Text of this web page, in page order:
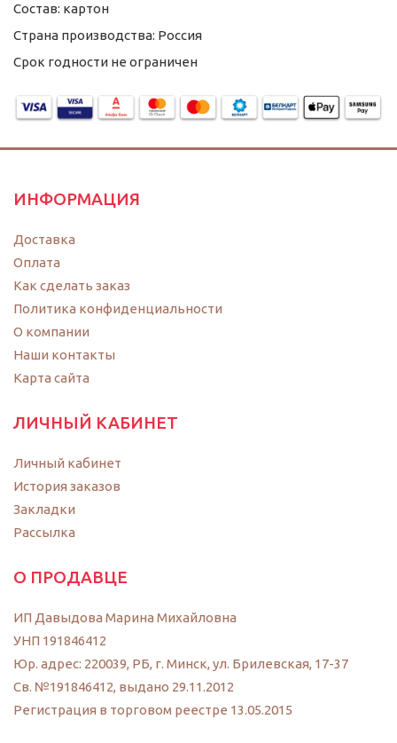
Состав: картон
Страна производства: Россия
Срок годности не ограничен
ИНФОРМАЦИЯ
Доставка
Оплата
Как сделать заказ
Политика конфиденциальности
O компании
Наши контакты
Карта сайта
ЛИЧНЫЙ КАБИНЕТ
Личный кабинет
История заказов
Закладки
Рассылка
О ПРОДАВЦЕ
ИП Давыдова Марина Михайловна
УНП 191846412
Юр. адрес: 220039, РБ, г. Минск, ул. Брилевская, 17-37
Св. №191846412, выдано 29.11.2012
Регистрация в торговом реестре 13.05.2015